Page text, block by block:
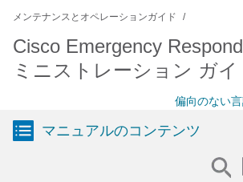
メンテナンスとオペレーションガイド
Cisco Emergency
ミニストレーション ガイ
偏向のない
マニュアルのコンテンツ